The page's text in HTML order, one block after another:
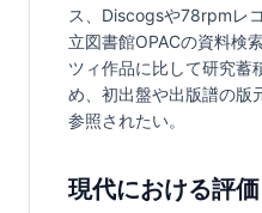
ス、Discogsや78rpmレ
立図書館OPACの資料検
ツィ作品に比して研究蓄
め、初出盤や出版譜の版
参照されたい。
現代における評